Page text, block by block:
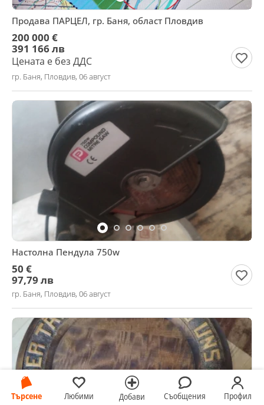
Търсене Любими Добави Съобщения Профил
Продава ПАРЦЕЛ, гр. Баня, област Пловдив
200 000 €
391 166 лв
Цената е без ДДС
гр. Баня, Пловдив, 06 август
Настолна Пендула 750w
50 €
97,79 лв
гр. Баня, Пловдив, 06 август